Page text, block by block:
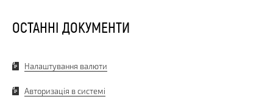
ОСТАННІ ДОКУМЕНТИ
Налаштування валюти
Авторизація в системі